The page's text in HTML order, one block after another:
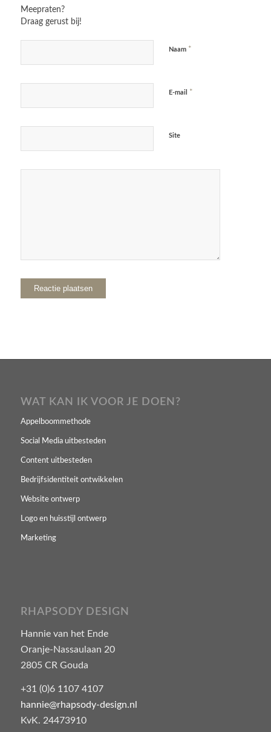
Meepraten?
Draag gerust bij!
Naam *
E-mail *
Site
WAT KAN IK VOOR JE DOEN?
Appelboommethode
Social Media uitbesteden
Content uitbesteden
Bedrijfsidentiteit ontwikkelen
Website ontwerp
Logo en huisstijl ontwerp
Marketing
RHAPSODY DESIGN
Hannie van het Ende
Oranje-Nassaulaan 20
2805 CR Gouda
+31 (0)6 1107 4107
hannie@rhapsody-design.nl
KvK. 24473910